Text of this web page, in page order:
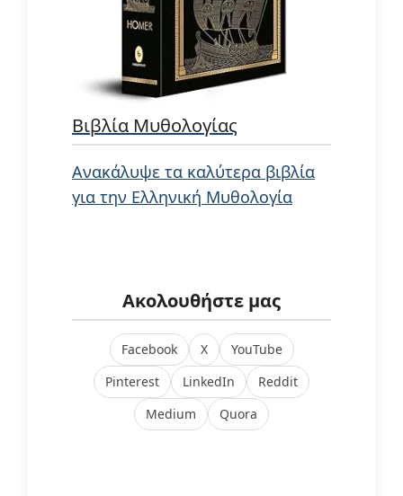
Βιβλία Μυθολογίας
Ανακάλυψε τα καλύτερα βιβλία
για την Ελληνική Μυθολογία
Ακολουθήστε μας
Facebook X
YouTube
Pinterest
LinkedIn
Reddit
Medium
Quora